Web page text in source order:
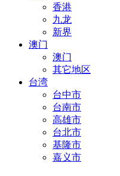
香港
九龙
新界
澳门
澳门
其它地区
台湾
台中市
台南市
高雄市
台北市
基隆市
嘉义市